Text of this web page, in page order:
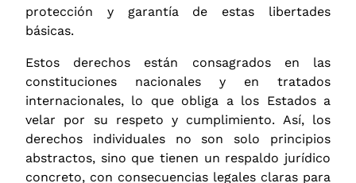
protección y garantía de estas libertades
básicas.
Estos derechos están consagrados en las
constituciones nacionales y en tratados
internacionales, lo que obliga a los Estados a
velar por su respeto y cumplimiento. Así, los
derechos individuales no son solo principios
abstractos, sino que tienen un respaldo jurídico
concreto, con consecuencias legales claras para